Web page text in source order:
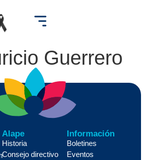
Guerrero
Alape
Historia
Consejo directivo
Información
Boletines
Eventos